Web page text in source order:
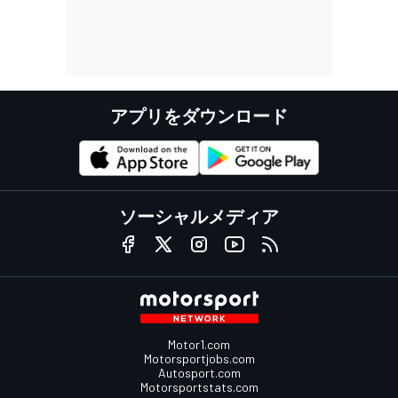
アプリをダウンロード
ソーシャルメディア
Motor1.com
Motorsportjobs.com
Autosport.com
Motorsportstats.com